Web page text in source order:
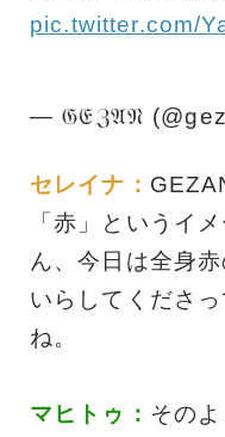
pic.twitter.com/
— 𝔊𝔈ℨ𝔄𝔑
セレイナ：
「赤」というイ
ん、今日は全身
いらしてくださ
ね。
マヒトゥ： その